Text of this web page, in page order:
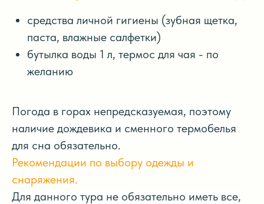
средства личной гигиены (зубная щетка,
паста, влажные салфетки)
бутылка воды 1 л, термос для чая - по
желанию
Погода в горах непредсказуемая, поэтому
наличие дождевика и сменного термобелья
для сна обязательно.
Рекомендации по выбору одежды и
снаряжения.
Для данного тура не обязательно иметь все,